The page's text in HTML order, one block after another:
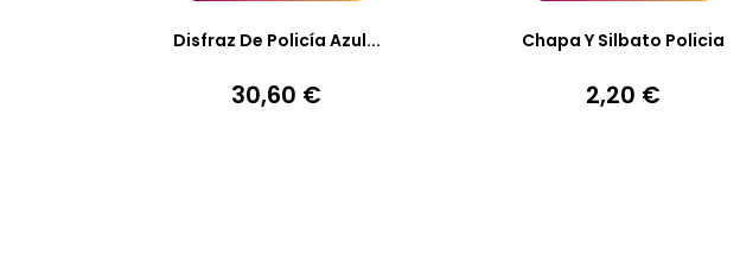
Disfraz De Policía Azul...
Precio
30,60 €
Chapa Y Silbato Policia
Precio
2,20 €